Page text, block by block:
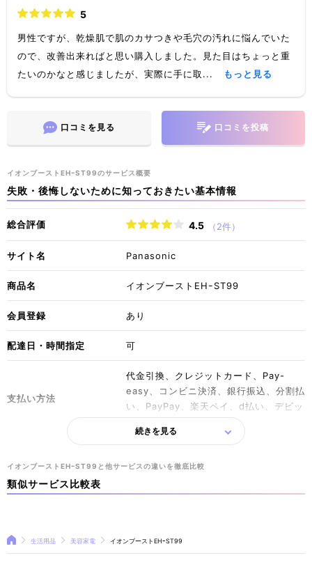
5
男性ですが、乾燥肌で肌のカサつきや毛穴の汚れに悩んでいた
ので、改善出来ればと思い購入しました。見た目はちょっと重
たいのかなと感じましたが、実際に手に取...
もっと見る
口コミを見る 口コミを投稿
イオンブーストEHｰST99のサービス概要
失敗・後悔しないために知っておきたい基本情報
総合評価 4.5 （2件）
サイト名 Panasonic
商品名 イオンブーストEHｰST99
会員登録 あり
配達日・時間指定 可
支払い方法
代金引換、クレジットカード、Pay-
easy、コンビニ決済、銀行振込、分割払
い、PayPay、楽天ペイ、d払い、デビッ
トカード
送料
会員：購入金額2,000円未満で330円
円
セル可能
会員：マイページ
続きを見る
イオンブーストEHｰST99と他サービスの違いを徹底比較
類似サービス比較表
生活用品 美容家電 イオンブーストEHｰST99